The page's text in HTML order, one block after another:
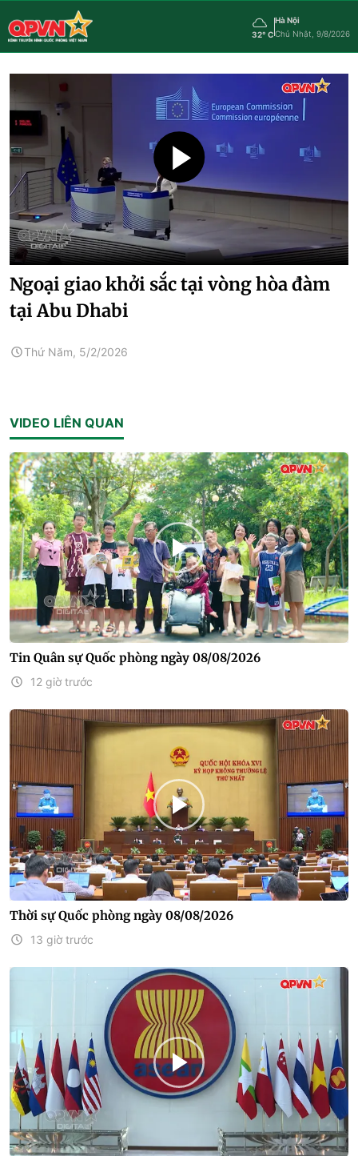
32° C
Hà Nội
Chủ Nhật, 9/8/2026
Ngoại giao khởi sắc tại vòng hòa đàm
tại Abu Dhabi
Thứ Năm, 5/2/2026
VIDEO LIÊN QUAN
Tin Quân sự Quốc phòng ngày 08/08/2026
12 giờ trước
Thời sự Quốc phòng ngày 08/08/2026
13 giờ trước